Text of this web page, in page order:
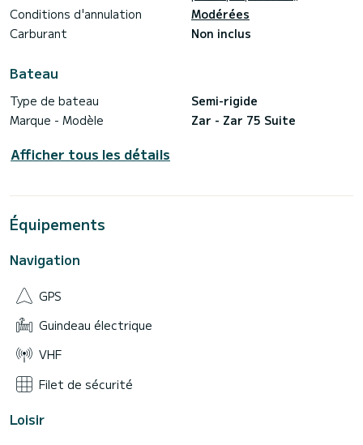
Conditions d'annulation
Modérées
Carburant
Non inclus
Bateau
Type de bateau
Semi-rigide
Marque - Modèle
Zar - Zar 75 Suite
Afficher tous les détails
Équipements
Navigation
GPS
Guindeau électrique
VHF
Filet de sécurité
Loisir